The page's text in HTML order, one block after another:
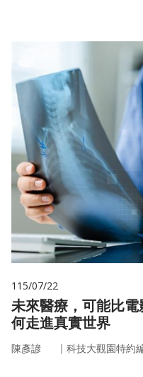
115/07/22
未來醫療，可能比
何走進真實世界
陳彥諺 ｜ 科技大觀園特約